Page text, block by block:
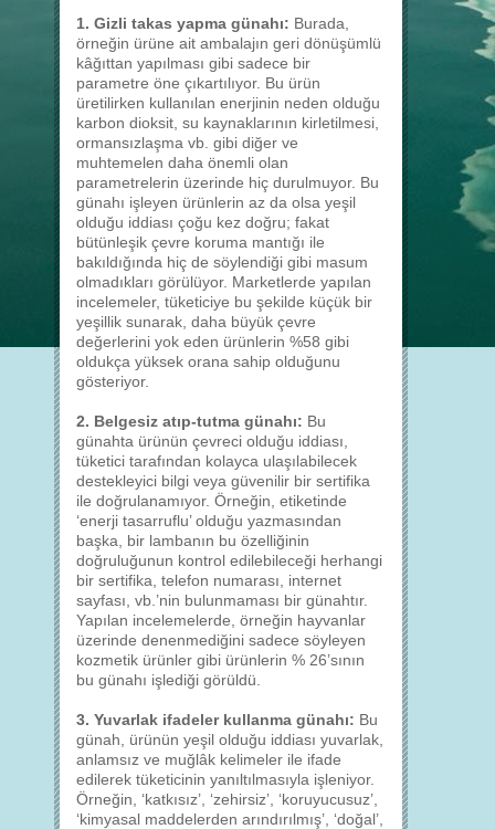
1. Gizli takas yapma günahı: Burada,
örneğin ürüne ait ambalajın geri dönüşümlü
kâğıttan yapılması gibi sadece bir
parametre öne çıkartılıyor. Bu ürün
üretilirken kullanılan enerjinin neden olduğu
karbon dioksit, su kaynaklarının kirletilmesi,
ormansızlaşma vb. gibi diğer ve
muhtemelen daha önemli olan
parametrelerin üzerinde hiç durulmuyor. Bu
günahı işleyen ürünlerin az da olsa yeşil
olduğu iddiası çoğu kez doğru; fakat
bütünleşik çevre koruma mantığı ile
bakıldığında hiç de söylendiği gibi masum
olmadıkları görülüyor. Marketlerde yapılan
incelemeler, tüketiciye bu şekilde küçük bir
yeşillik sunarak, daha büyük çevre
değerlerini yok eden ürünlerin %58 gibi
oldukça yüksek orana sahip olduğunu
gösteriyor.
2. Belgesiz atıp-tutma günahı: Bu
günahta ürünün çevreci olduğu iddiası,
tüketici tarafından kolayca ulaşılabilecek
destekleyici bilgi veya güvenilir bir sertifika
ile doğrulanamıyor. Örneğin, etiketinde
‘enerji tasarruflu’ olduğu yazmasından
başka, bir lambanın bu özelliğinin
doğruluğunun kontrol edilebileceği herhangi
bir sertifika, telefon numarası, internet
sayfası, vb.’nin bulunmaması bir günahtır.
Yapılan incelemelerde, örneğin hayvanlar
üzerinde denenmediğini sadece söyleyen
kozmetik ürünler gibi ürünlerin % 26’sının
bu günahı işlediği görüldü.
3. Yuvarlak ifadeler kullanma günahı: Bu
günah, ürünün yeşil olduğu iddiası yuvarlak,
anlamsız ve muğlâk kelimeler ile ifade
edilerek tüketicinin yanıltılmasıyla işleniyor.
Örneğin, ‘katkısız’, ‘zehirsiz’, ‘koruyucusuz’,
‘kimyasal maddelerden arındırılmış’, ‘doğal’,